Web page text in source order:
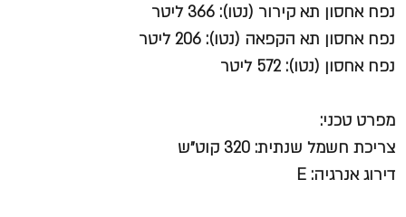
נפח אחסון תא קירור (נטו): 366 ליטר
נפח אחסון תא הקפאה (נטו): 206 ליטר
נפח אחסון (נטו): 572 ליטר
מפרט טכני:
צריכת חשמל שנתית: 320 קוט״ש
דירוג אנרגיה: E